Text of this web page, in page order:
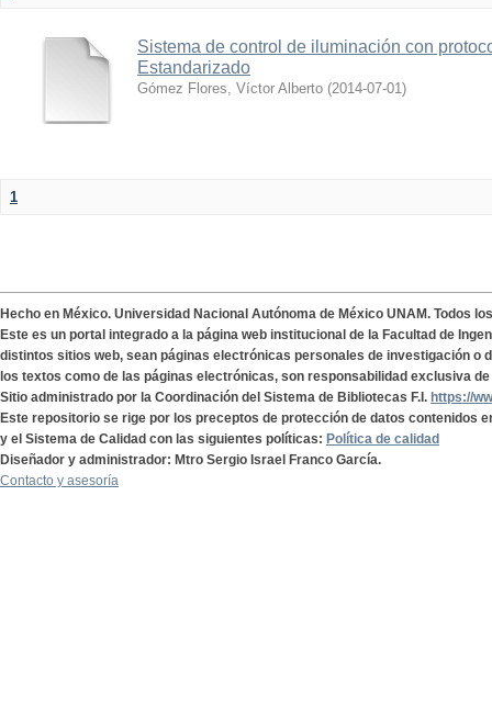
Sistema de control de iluminación con
Estandarizado
Gómez Flores, Víctor Alberto (2014-07-01)
1
Hecho en México. Universidad Nacional Autónoma de México UNAM. Todos
Este es un portal integrado a la página web institucional de la Facultad de
distintos sitios web, sean páginas electrónicas personales de investigación o
los textos como de las páginas electrónicas, son responsabilidad exclusiva
Sitio administrado por la Coordinación del Sistema de Bibliotecas F.I. https://
Este repositorio se rige por los preceptos de protección de datos contenidos
y el Sistema de Calidad con las siguientes políticas: Política de calidad
Diseñador y administrador: Mtro Sergio Israel Franco García.
Contacto y asesoría